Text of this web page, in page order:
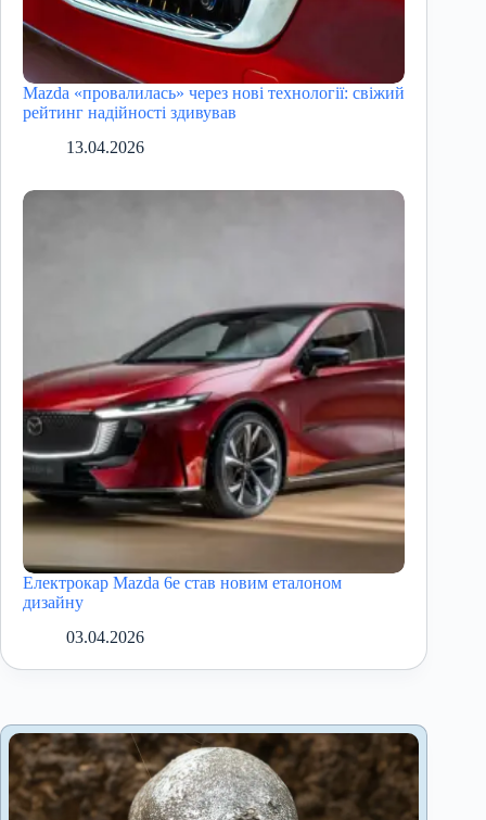
Mazda «провалилась» через нові технології: свіжий
рейтинг надійності здивував
13.04.2026
Електрокар Mazda 6e став новим еталоном
дизайну
03.04.2026